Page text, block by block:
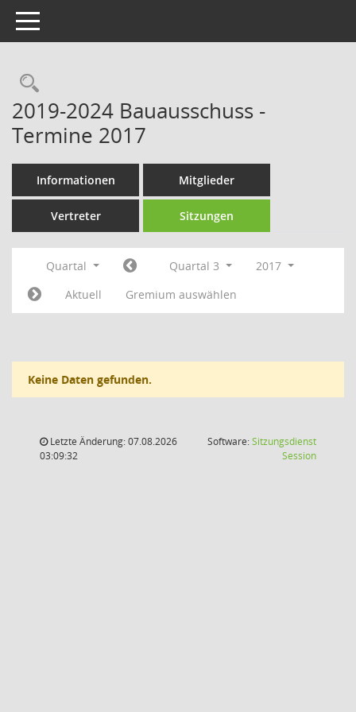
Toggle navigation
Rechercheauswahl
2019-2024 Bauausschuss -
Termine 2017
Informationen Mitglieder
Vertreter Sitzungen
Quartal Quartal 3
2017
Aktuell
Gremium auswählen
Keine Daten gefunden.
Letzte Änderung: 07.08.2026
03:09:32
Software:Sitzungsdienst
Session(Wird in